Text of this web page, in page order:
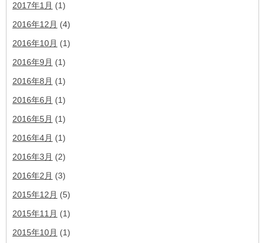
2017年1月 (1)
2016年12月 (4)
2016年10月 (1)
2016年9月 (1)
2016年8月 (1)
2016年6月 (1)
2016年5月 (1)
2016年4月 (1)
2016年3月 (2)
2016年2月 (3)
2015年12月 (5)
2015年11月 (1)
2015年10月 (1)